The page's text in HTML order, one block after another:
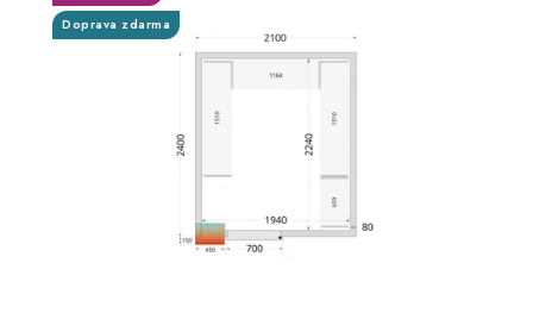
Doprava zdarma